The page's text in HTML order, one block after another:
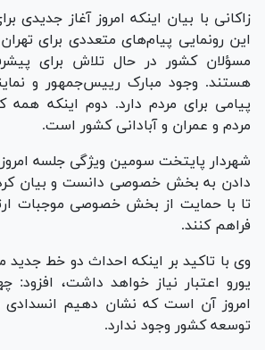
زاکانی با بیان اینکه امروز آغاز جدیدی
این رونمایی پیام‌های متعددی برای
مسؤلان کشور در حال تلاش برای
هستند. وجود مبارک رییس‌جمهور و
پیامی برای مردم دارد. دوم اینکه همه
مردم و عمران و آبادانی کشور است.
شهردار پایتخت سومین ویژگی جلسه
دادن به بخش خصوصی دانست و بیان
تا با حمایت از بخش خصوصی موجبات
فراهم کنند.
یورو اعتبار نیاز خواهد داشت، افزود:
امروز آن است که نشان دهیم انسدادی
توسعه کشور وجود ندارد.